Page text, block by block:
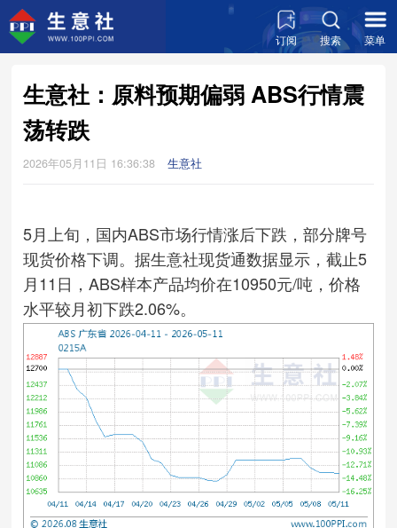
订阅 搜索 菜单
生意社：原料预期偏弱 ABS行情震
荡转跌
2026年05月11日 16:36:38 生意社
5月上旬，国内ABS市场行情涨后下跌，部分牌号
现货价格下调。据生意社现货通数据显示，截止5
月11日，ABS样本产品均价在10950元/吨，价格
水平较月初下跌2.06%。